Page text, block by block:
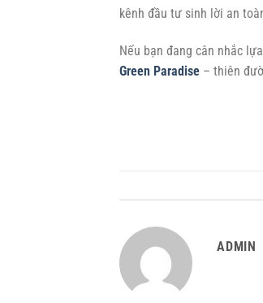
kênh đầu tư sinh lời an
Nếu bạn đang cân nhắc
Green Paradise – thiên
ADMIN